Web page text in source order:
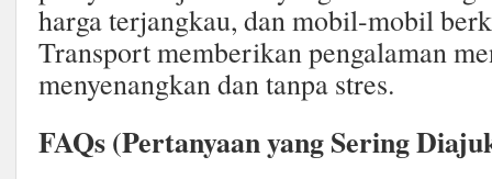
harga terjangkau, dan mobil-mobil
Transport memberikan pengalaman
menyenangkan dan tanpa stres.
FAQs (Pertanyaan yang Sering